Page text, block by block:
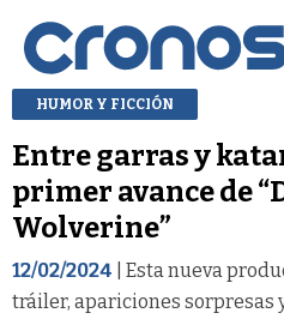
HUMOR Y FICCIÓN
Entre garras y
primer avance de
Wolverine”
12/02/2024 | Esta nueva
tráiler, apariciones sorpresas